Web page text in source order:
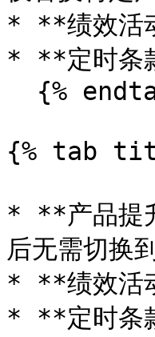
* **绩效活
* **定时条
{% tab
* **产品提
后无需切换
* **绩效活
* **定时条